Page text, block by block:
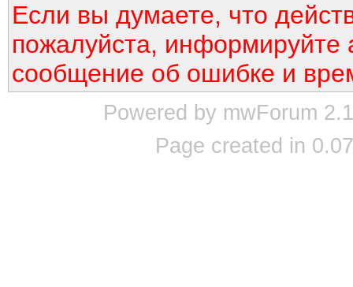
Если вы думаете, что
пожалуйста, информируйте
сообщение об ошибке и
Powered by mwForum
Page created in